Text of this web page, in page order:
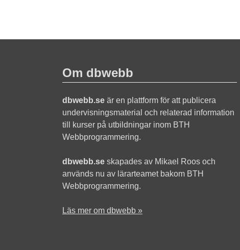
Om dbwebb
dbwebb.se är en plattform för att publicera
undervisningsmaterial och relaterad information
till kurser på utbildningar inom BTH
Webbprogrammering.
dbwebb.se skapades av Mikael Roos och
används nu av lärarteamet bakom BTH
Webbprogrammering.
Läs mer om dbwebb »